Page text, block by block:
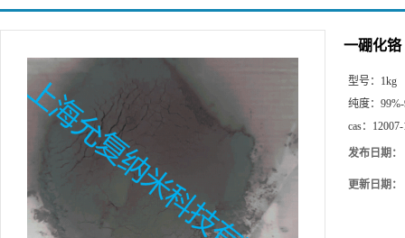
一硼化铬
型号： 1kg
纯度：
cas：
发布日期：
更新日期：